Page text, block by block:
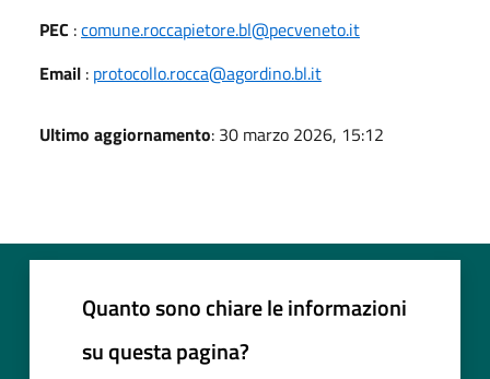
PEC :comune.roccapietore.bl@pecveneto.it
Email : protocollo.rocca@agordino.bl.it
Ultimo aggiornamento: 30 marzo 2026, 15:12
Quanto sono chiare le informazioni
su questa pagina?